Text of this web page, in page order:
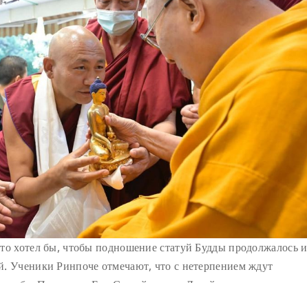
хотел бы, чтобы подношение статуй Будды продолжалось и
Ученики Ринпоче отмечают, что с нетерпением ждут